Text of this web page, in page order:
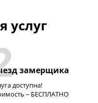
услуг
замерщика
доступна!
– БЕСПЛАТНО